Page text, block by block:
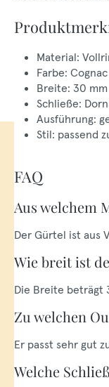
Material:
Farbe: Cognac
Breite: 30 mm
Schließe:
Ausführung:
Stil: passend
FAQ
Aus welchem
Der Gürtel ist aus
Wie breit ist
Die Breite beträgt
Zu welchen
Er passt sehr gut
Welche